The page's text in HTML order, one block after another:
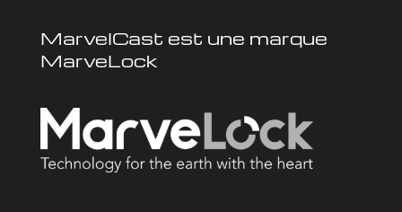
MarvelCast est une marque
MarveLock